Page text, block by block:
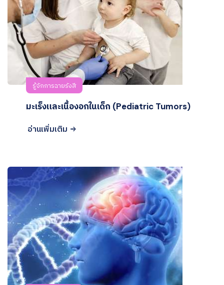
รู้จักการฉายรังสี
มะเร็งและเนื้องอกในเด็ก (Pediatric Tumors)
อ่านเพิ่มเติม